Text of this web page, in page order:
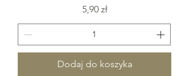
Cena
5,90 zł
Dodaj do koszyka